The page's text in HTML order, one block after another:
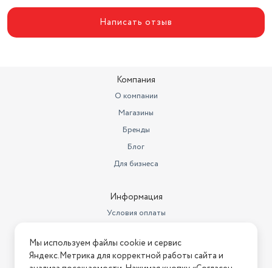
Написать отзыв
Компания
О компании
Магазины
Бренды
Блог
Для бизнеса
Информация
Условия оплаты
Условия возврата
Нашли ошибку на сайте? Напишите нам
Мы используем файлы cookie и сервис
Яндекс.Метрика для корректной работы сайта и